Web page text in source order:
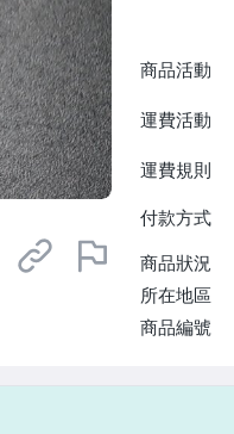
商品活動
運費活動
運費規則
付款方式
商品狀況
所在地區
商品編號
7-